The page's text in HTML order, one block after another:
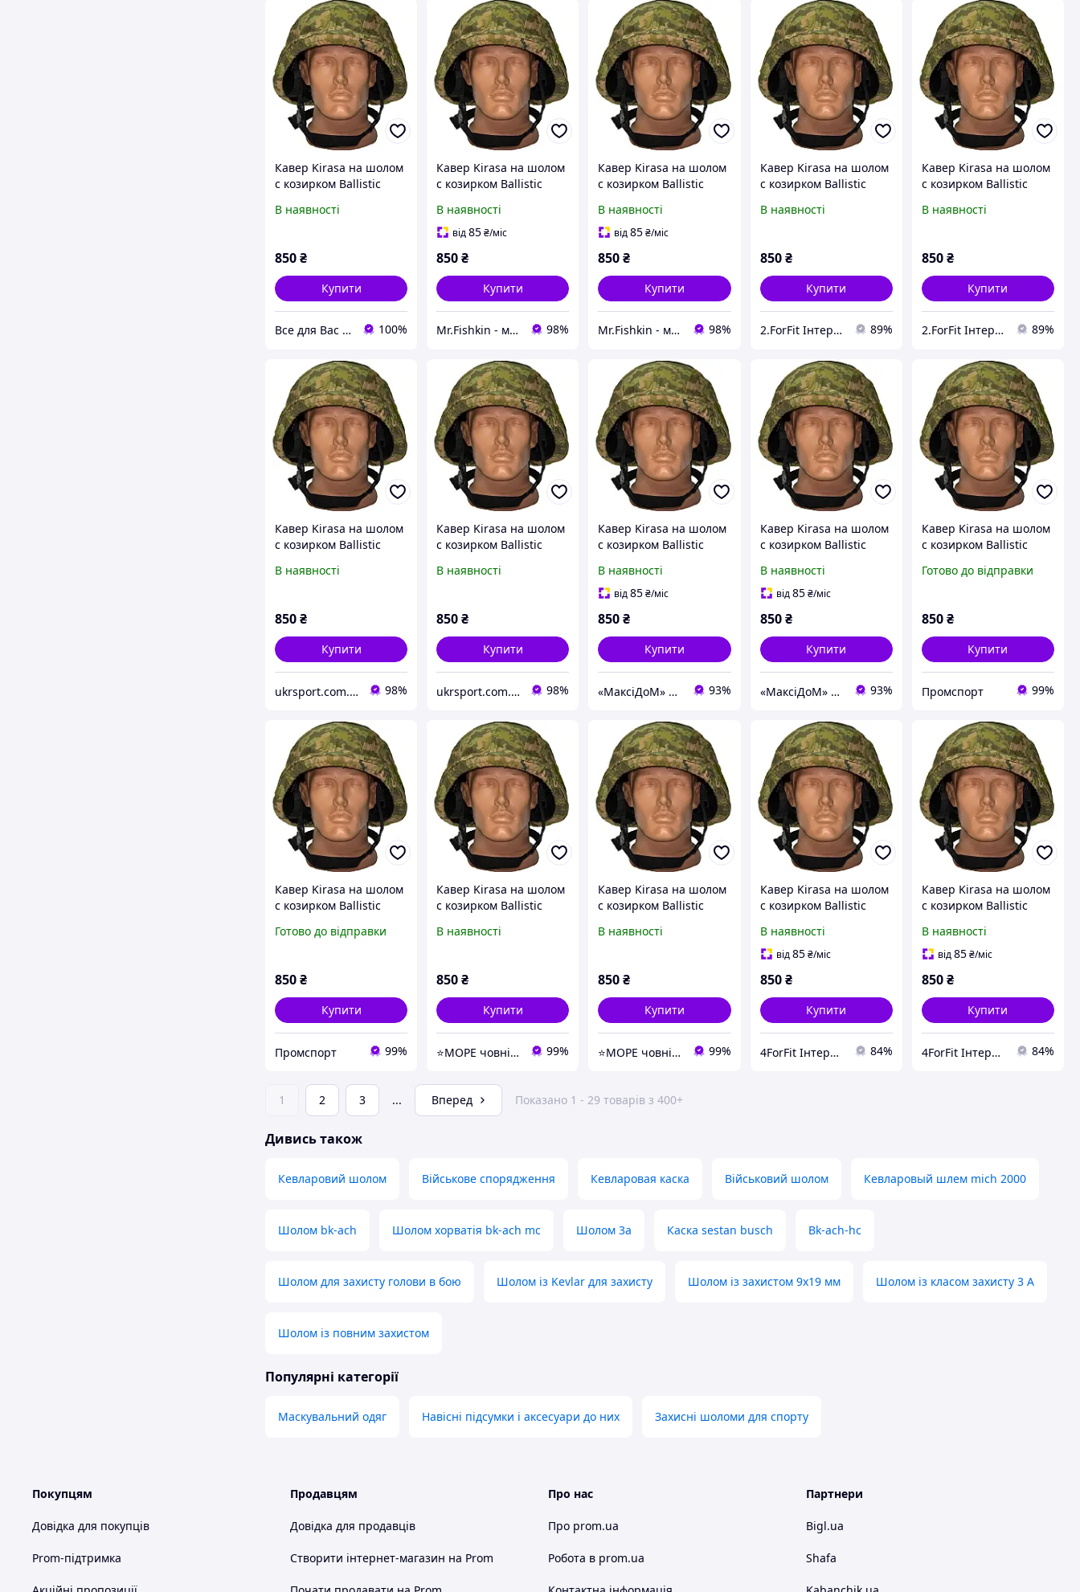
Кавер Kirasa на шолом
с козирком Ballistic
HM001мультикам
В наявності
850₴
Купити
Все для Вас - інтернет магазин товарів для дому, спорту та відпочинку 100%
Кавер Kirasa на шолом
с козирком Ballistic
піксель (Арт.KI604)
В наявності
від85₴/міс
850₴
Купити
Mr.Fishkin - магазин мобільних аксесуарів 98%
Кавер Kirasa на шолом
с козирком Ballistic
HM001мультикам
(Арт.KI605)
В наявності
від85₴/міс
850₴
Купити
Mr.Fishkin - магазин мобільних аксесуарів 98%
Кавер Kirasa на шолом
с козирком Ballistic
піксель (Арт.KI604)
В наявності
850 ₴
Купити
2.ForFit Інтернет-магазин спортивних товарів 89%
Кавер Kirasa на шолом
с козирком Ballistic
HM001мультикам
В наявності
850₴
Купити
2.ForFit Інтернет-магазин спортивних товарів 89%
Кавер Kirasa на шолом
с козирком Ballistic
піксель (Арт.KI604)
В наявності
850₴
Купити
ukrsport.com.ua 98%
Кавер Kirasa на шолом
с козирком Ballistic
HM001мультикам
В наявності
850₴
Купити
ukrsport.com.ua 98%
Кавер Kirasa на шолом
с козирком Ballistic
піксель (Арт.KI604)
В наявності
від85₴/міс
850₴
Купити
«МаксіДоМ» — товари для дому та відпочинку 93%
Кавер Kirasa на шолом
с козирком Ballistic
HM001мультикам
(Арт.KI605)
В наявності
від85 ₴/міс
850 ₴
Купити
«МаксіДоМ» — товари для дому та відпочинку 93%
Кавер Kirasa на шолом
с козирком Ballistic
піксель (Арт.KI604)
Готово до відправки
850₴
Купити
Промспорт 99%
Кавер Kirasa на шолом
с козирком Ballistic
HM001мультикам
Готово до відправки
850₴
Купити
Промспорт 99%
Кавер Kirasa на шолом
с козирком Ballistic
піксель (Арт.KI604)
В наявності
850₴
Купити
⭐️МОРЕ човнів ПВХ ▶️more-lodok.com.ua ⚡ 99%
Кавер Kirasa на шолом
с козирком Ballistic
HM001мультикам
В наявності
850₴
Купити
⭐️МОРЕ човнів ПВХ ▶️more-lodok.com.ua ⚡ 99%
Кавер Kirasa на шолом
с козирком Ballistic
піксель (Арт.KI604)
зручне кріплення та
В наявності
від85 ₴/міс
850 ₴
Купити
4ForFit Інтернет-магазин спортивних товарів 84%
Кавер Kirasa на шолом
с козирком Ballistic
HM001мультикам
(Арт.KI605) зручне
В наявності
від85₴/міс
850₴
Купити
4ForFit Інтернет-магазин спортивних товарів 84%
1 2 3 ... Вперед Показано 1 - 29 товарів з 400+
Дивись також
Кевларовий шолом Військове спорядження Кевларовая каска Військовий шолом Кевларовый шлем mich 2000
Шолом bk-ach Шолом хорватія bk-ach mc Шолом 3а Каска sestan busch Bk-ach-hc
Шолом для захисту голови в бою Шолом із Kevlar для захисту Шолом із захистом 9х19 мм Шолом із класом захисту 3 А
Шолом із повним захистом
Популярні категорії
Маскувальний одяг Навісні підсумки і аксесуари до них Захисні шоломи для спорту
Покупцям
Довідка для покупців
Prom-підтримка
Продавцям
Довідка для продавців
Створити інтернет-магазин на Prom
Про нас
Про prom.ua
Робота в prom.ua
Партнери
Bigl.ua
Shafa